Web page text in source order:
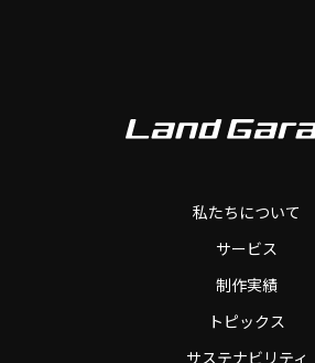
私たちについて
サービス
制作実績
トピックス
サステナビリティ